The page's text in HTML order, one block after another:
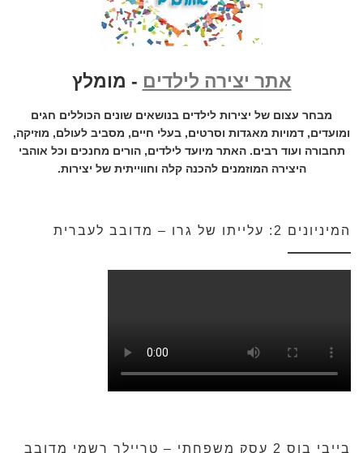
אתר יצירה לילדים - מומלץ
מבחר עצום של יצירות לילדים בנושאים שונים הכוללים חגים
ומועדים, דמויות מאגדות וסרטים, בעלי חיים, מסביב לעולם, מוזיקה,
תחבורה ועוד רבים. האתר מיועד לילדים, הורים מחנכים וכל אוהבי
היצירה המוזמנים להכנה קלה וחווייתית של יצירות.
המיניונים 2: עלייתו של גרו – מדובב לעברית
בייבי בוס 2 עסק משפחתי – טריילר רשמי מדובב